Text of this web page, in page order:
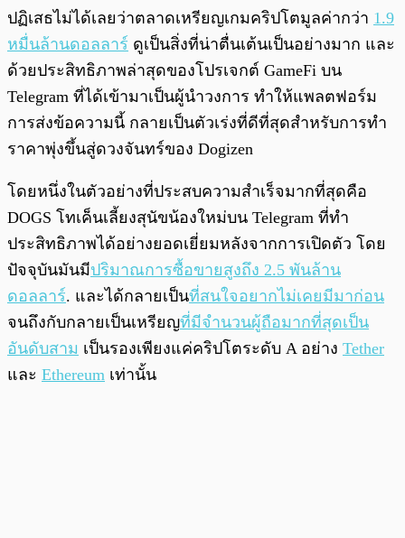
ปฏิเสธไม่ได้เลยว่าตลาดเหรียญเกมคริปโตมูลค่ากว่า 1.9
หมื่นล้านดอลลาร์ ดูเป็นสิ่งที่น่าตื่นเต้นเป็นอย่างมาก และ
ด้วยประสิทธิภาพล่าสุดของโปรเจกต์ GameFi บน
Telegram ที่ได้เข้ามาเป็นผู้นำวงการ ทำให้แพลตฟอร์ม
การส่งข้อความนี้ กลายเป็นตัวเร่งที่ดีที่สุดสำหรับการทำ
ราคาพุ่งขึ้นสู่ดวงจันทร์ของ Dogizen
โดยหนึ่งในตัวอย่างที่ประสบความสำเร็จมากที่สุดคือ
DOGS โทเค็นเลี้ยงสุนัขน้องใหม่บน Telegram ที่ทำ
ประสิทธิภาพได้อย่างยอดเยี่ยมหลังจากการเปิดตัว โดย
ปัจจุบันมันมีปริมาณการซื้อขายสูงถึง 2.5 พันล้าน
ดอลลาร์. และได้กลายเป็นที่สนใจอยากไม่เคยมีมาก่อน
จนถึงกับกลายเป็นเหรียญที่มีจำนวนผู้ถือมากที่สุดเป็น
อันดับสาม เป็นรองเพียงแค่คริปโตระดับ A อย่าง Tether
และ Ethereum เท่านั้น